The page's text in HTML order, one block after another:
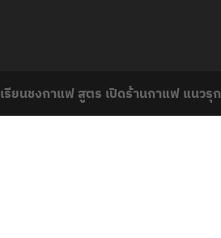
เรียนชงกาแฟ สูตร เปิดร้านกาแฟ แนวรุก